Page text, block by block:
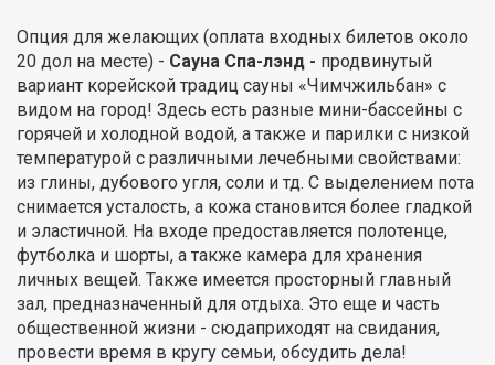
Опция для желающих (оплата входных билетов около
20 дол на месте) - Сауна Спа-лэнд - продвинутый
вариант корейской традиц сауны «Чимчжильбан» с
видом на город! Здесь есть разные мини-бассейны с
горячей и холодной водой, а также и парилки с низкой
температурой с различными лечебными свойствами:
из глины, дубового угля, соли и тд. С выделением пота
снимается усталость, а кожа становится более гладкой
и эластичной. На входе предоставляется полотенце,
футболка и шорты, а также камера для хранения
личных вещей. Также имеется просторный главный
зал, предназначенный для отдыха. Это еще и часть
общественной жизни - сюдаприходят на свидания,
провести время в кругу семьи, обсудить дела!